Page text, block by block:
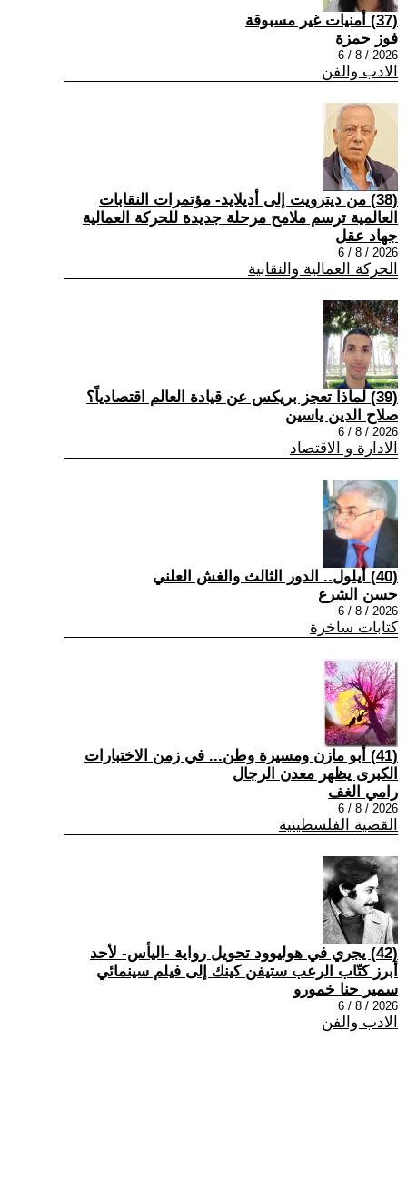
(37) أمنيات غير مسبوقة
فوز حمزة
2026 / 8 / 6
الادب والفن
(38) من ديترويت إلى أديلايد- مؤتمرات النقابات
العالمية ترسم ملامح مرحلة جديدة للحركة العمالية
جهاد عقل
2026 / 8 / 6
الحركة العمالية والنقابية
(39) لماذا تعجز بريكس عن قيادة العالم اقتصادياً؟
صلاح الدين ياسين
2026 / 8 / 6
الادارة و الاقتصاد
(40) أيلول.. الدور الثالث والغش العلني
حسن الشرع
2026 / 8 / 6
كتابات ساخرة
(41) أبو مازن ومسيرة وطن... في زمن الاختبارات
الكبرى يظهر معدن الرجال
رامي الغف
2026 / 8 / 6
القضية الفلسطينية
(42) يجري في هوليوود تحويل رواية -اليأس- لأحد
أبرز كتّاب الرعب ستيفن كينك إلى فيلم سينمائي
سمير حنا خمورو
2026 / 8 / 6
الادب والفن